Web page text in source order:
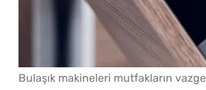
Bulaşık makineleri mutfakların